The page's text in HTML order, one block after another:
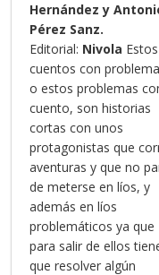
Hernández y
Pérez Sanz.
Editorial: Nivola Estos
cuentos con
o estos problemas
cuento, son historias
cortas con unos
protagonistas que
aventuras y que no
de meterse en líos, y
además en líos
problemáticos ya que
para salir de ellos
que resolver algún